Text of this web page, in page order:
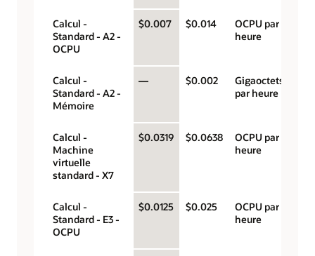
Calcul -
Standard - A2 -
OCPU
$0.007 $0.014
OCPU par
heure
Calcul -
Standard - A2 -
Mémoire
— $0.002
Gigaoctets
par heure
Calcul -
Machine
virtuelle
standard - X7
$0.0319 $0.0638
OCPU par
heure
Calcul -
Standard - E3 -
OCPU
$0.0125 $0.025
OCPU par
heure